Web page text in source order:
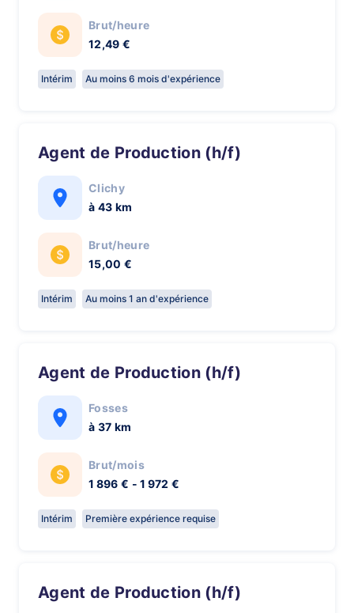
Brut/heure
12,49 €
Intérim Au moins 6 mois d'expérience
Agent de Production (h/f)
Clichy
à 43 km
Brut/heure
15,00 €
Intérim Au moins 1 an d'expérience
Agent de Production (h/f)
Fosses
à 37 km
Brut/mois
1 896 € - 1 972 €
Intérim Première expérience requise
Agent de Production (h/f)